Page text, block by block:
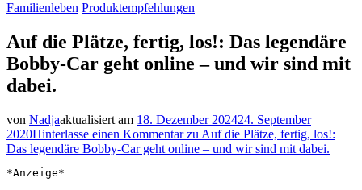
Familienleben Produktempfehlungen
Auf die Plätze, fertig, los!: Das legendäre
Bobby-Car geht online – und wir sind mit
dabei.
von Nadjaaktualisiert am 18. Dezember 202424. September
2020Hinterlasse einen Kommentarzu Auf die Plätze, fertig, los!:
Das legendäre Bobby-Car geht online – und wir sind mit dabei.
*Anzeige*